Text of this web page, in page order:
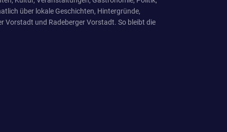
über lokale Geschichten, Hintergründe,
Vorstadt und Radeberger Vorstadt. So bleibt die